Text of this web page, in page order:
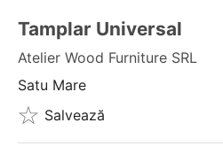
Tamplar Universal
Atelier Wood Furniture SRL
Satu Mare
Salvează